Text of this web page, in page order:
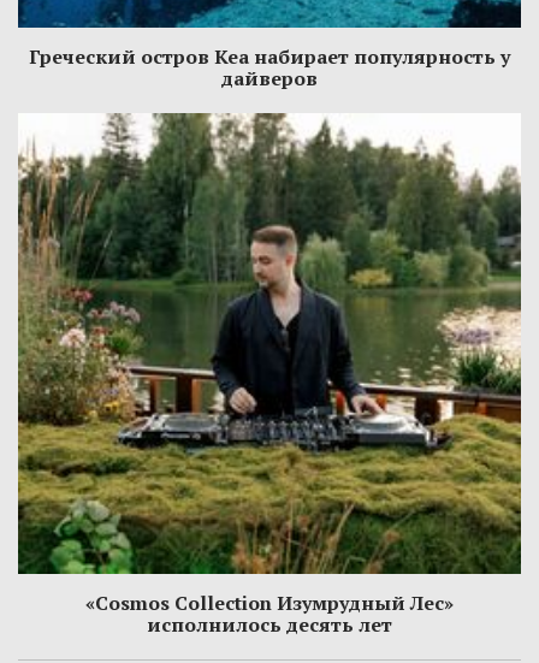
Греческий остров Кеа набирает популярность у
дайверов
«Cosmos Collection Изумрудный Лес»
исполнилось десять лет